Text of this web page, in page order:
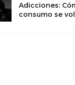
Adicciones:
consumo se